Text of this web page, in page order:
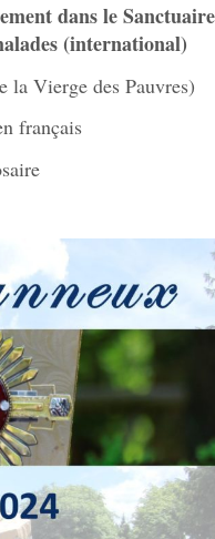
dans le Sanctuaire
(international)
la Vierge des Pauvres)
français